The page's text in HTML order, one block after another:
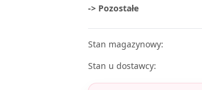
-> Pozostałe
Stan magazynowy:
Stan u dostawcy: